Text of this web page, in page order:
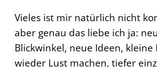
Vieles ist mir natürlich nicht
aber genau das liebe ich ja:
Blickwinkel, neue Ideen, kleine
wieder Lust machen, tiefer